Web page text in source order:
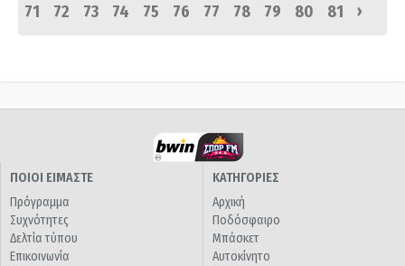
71
72 73 74 75 76 77 78 79 80 81 ›
ΠΟΙΟΙ ΕΙΜΑΣΤΕ
Πρόγραμμα
Συχνότητες
Δελτία τύπου
Επικοινωνία
ΚΑΤΗΓΟΡΙΕΣ
Αρχική
Ποδόσφαιρο
Μπάσκετ
Αυτοκίνητο